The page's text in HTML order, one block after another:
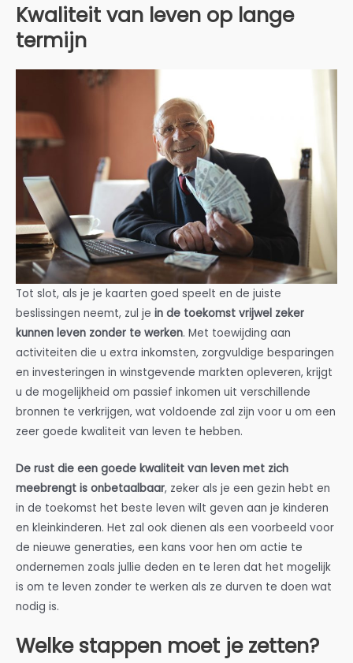
Kwaliteit van leven op lange
termijn
Tot slot, als je je kaarten goed speelt en de juiste
beslissingen neemt, zul je in de toekomst vrijwel zeker
kunnen leven zonder te werken. Met toewijding aan
activiteiten die u extra inkomsten, zorgvuldige besparingen
en investeringen in winstgevende markten opleveren, krijgt
u de mogelijkheid om passief inkomen uit verschillende
bronnen te verkrijgen, wat voldoende zal zijn voor u om een
zeer goede kwaliteit van leven te hebben.
De rust die een goede kwaliteit van leven met zich
meebrengt is onbetaalbaar, zeker als je een gezin hebt en
in de toekomst het beste leven wilt geven aan je kinderen
en kleinkinderen. Het zal ook dienen als een voorbeeld voor
de nieuwe generaties, een kans voor hen om actie te
ondernemen zoals jullie deden en te leren dat het mogelijk
is om te leven zonder te werken als ze durven te doen wat
nodig is.
Welke stappen moet je zetten?